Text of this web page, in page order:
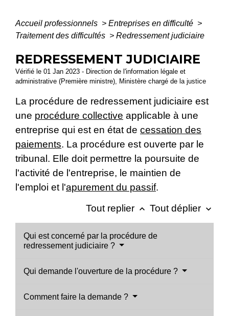
Accueil professionnels > Entreprises en difficulté >
Traitement des difficultés > Redressement judiciaire
REDRESSEMENT JUDICIAIRE
Vérifié le 01 Jan 2023 - Direction de l'information légale et
administrative (Première ministre), Ministère chargé de la justice
La procédure de redressement judiciaire est
une procédure collective applicable à une
entreprise qui est en état de cessation des
paiements. La procédure est ouverte par le
tribunal. Elle doit permettre la poursuite de
l'activité de l'entreprise, le maintien de
l'emploi et l'apurement du passif.
Tout replier keyboard_arrow_up Tout déplier keyboard_arrow_down
Qui est concerné par la procédure de
redressement judiciaire ?
Qui demande l'ouverture de la procédure ?
Comment faire la demande ?